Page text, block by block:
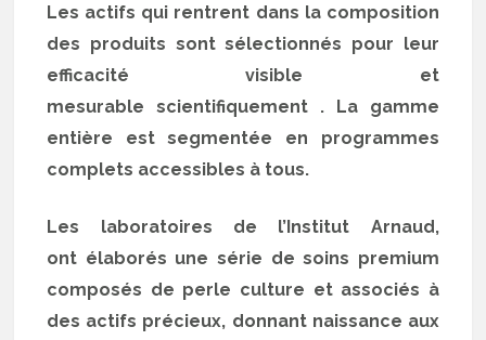
Les actifs qui rentrent dans la composition
des produits sont sélectionnés pour leur
efficacité visible et
mesurable scientifiquement . La gamme
entière est segmentée en programmes
complets accessibles à tous.
Les laboratoires de l’Institut Arnaud,
ont élaborés une série de soins premium
composés de perle culture et associés à
des actifs précieux, donnant naissance aux